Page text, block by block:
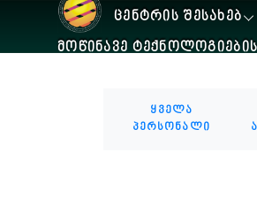
ᲪᲔᲜᲢᲠᲘᲡ ᲨᲔᲡᲐᲮᲔᲑ
ᲛᲝᲬᲘᲜᲐᲕᲔ
ყველა
პერსონალი